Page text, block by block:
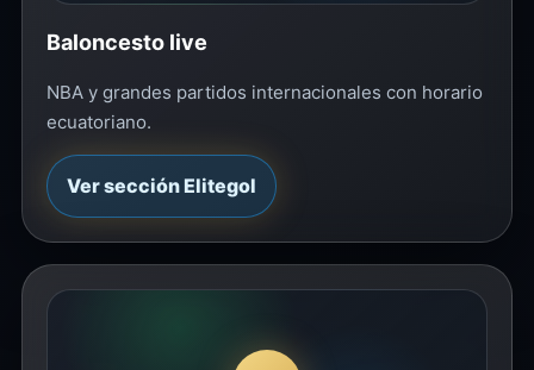
Baloncesto live
NBA y grandes partidos internacionales con horario
ecuatoriano.
Ver sección Elitegol